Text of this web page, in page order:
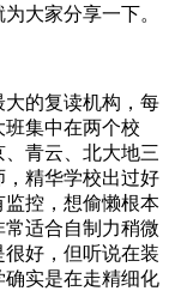
大家分享一下。
的复读机构，每
班集中在两个校
青云、北大地三
精华学校出过好
控，想偷懒根本
适合自制力稍微
好，但听说在装
实是在走精细化